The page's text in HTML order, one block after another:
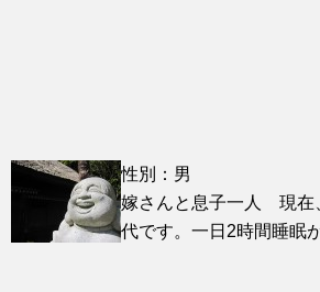
性別：男
嫁さんと息子一人 現在
代です。一日2時間睡眠